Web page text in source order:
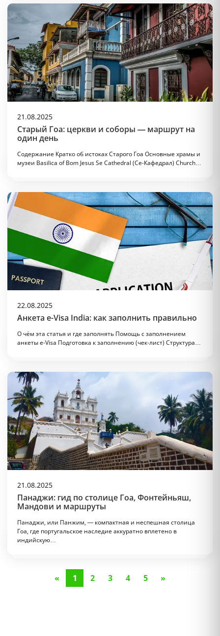
21.08.2025
Старый Гоа: церкви и соборы — маршрут на
один день
Содержание Кратко об истоках Старого Гоа Основные храмы и
музеи Basilica of Bom Jesus Se Cathedral (Се-Кафедрал) Church…
22.08.2025
Анкета e-Visa India: как заполнить правильно
О чём эта статья и где заполнять Помощь с заполнением
анкеты e-Visa Подготовка к заполнению (чек-лист) Структура…
21.08.2025
Панаджи: гид по столице Гоа, Фонтейньяш,
Мандови и маршруты
Панаджи, или Панжим, — компактная и неспешная столица
Гоа, где португальское наследие аккуратно вплетено в
индийскую…
« 1 2 3 4 5 »